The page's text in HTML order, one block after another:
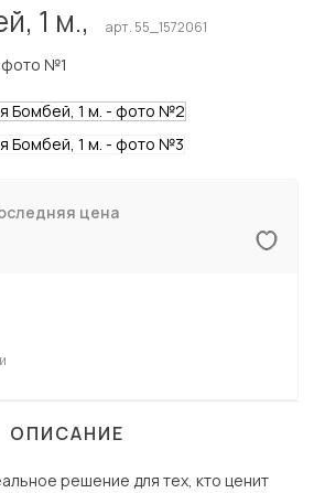
1 м., арт. 55_1572061
цена
ОПИСАНИЕ
решение для тех, кто ценит